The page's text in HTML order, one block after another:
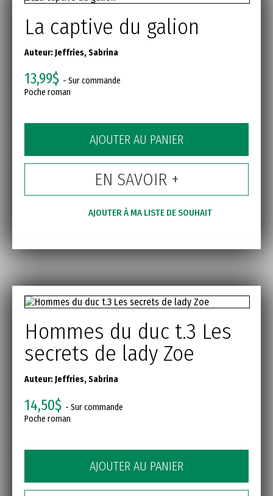
La captive du galion
Auteur:Jeffries, Sabrina
13,99$ - Sur commande
Poche roman
AJOUTER AU PANIER
EN SAVOIR +
AJOUTER À MA LISTE DE SOUHAIT
Hommes du duc t.3 Les
secrets de lady Zoe
Auteur:Jeffries, Sabrina
14,50$ - Sur commande
Poche roman
AJOUTER AU PANIER